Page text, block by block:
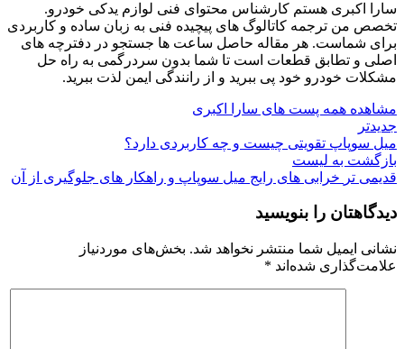
سارا اکبری هستم کارشناس محتوای فنی لوازم یدکی خودرو.
تخصص من ترجمه کاتالوگ‌ های پیچیده فنی به زبان ساده و کاربردی
برای شماست. هر مقاله حاصل ساعت‌ ها جستجو در دفترچه‌ های
اصلی و تطابق قطعات است تا شما بدون سردرگمی به راه حل
مشکلات خودرو خود پی ببرید و از رانندگی ایمن لذت ببرید.
مشاهده همه پست های سارا اکبری
جدیدتر
میل سوپاپ تقویتی چیست و چه کاربردی دارد؟
بازگشت به لیست
قدیمی تر خرابی های رایج میل سوپاپ و راهکار های جلوگیری از آن
دیدگاهتان را بنویسید
نشانی ایمیل شما منتشر نخواهد شد. بخش‌های موردنیاز
علامت‌گذاری شده‌اند *